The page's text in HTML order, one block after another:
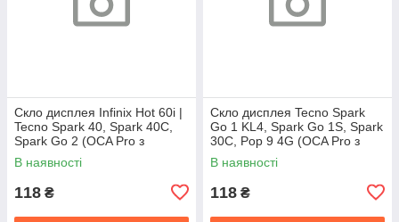
Скло дисплея Infinix Hot 60i |
Tecno Spark 40, Spark 40C,
Spark Go 2 (OCA Pro з
плівкою)
В наявності
118 ₴
Скло дисплея Tecno Spark
Go 1 KL4, Spark Go 1S, Spark
30C, Pop 9 4G (OCA Pro з
плівкою)
В наявності
118 ₴